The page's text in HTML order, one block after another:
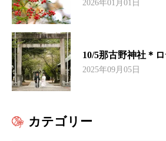
2026年01月01日
10/5那古野神社＊
2025年09月05日
カテゴリー